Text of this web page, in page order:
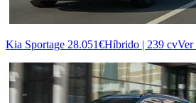
Kia Sportage 28.051€Híbrido | 239 cvVer